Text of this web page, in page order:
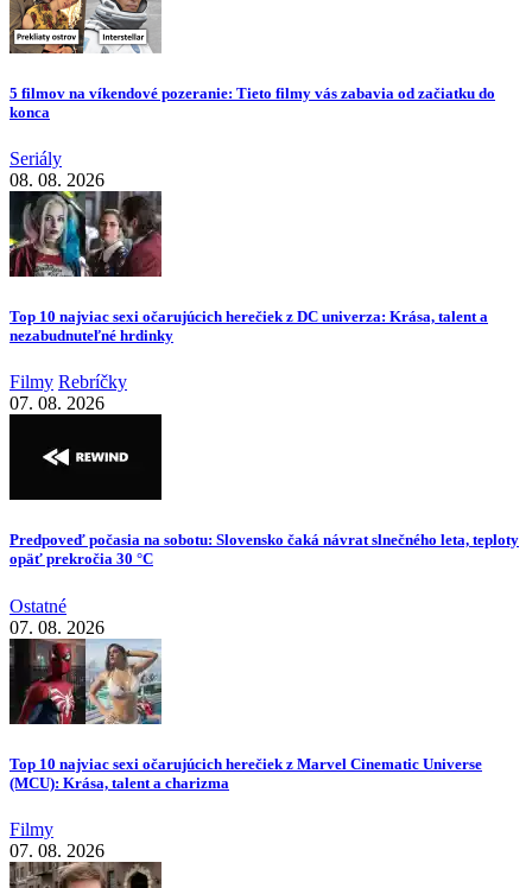
5 filmov na víkendové pozeranie: Tieto filmy vás zabavia od začiatku do
konca
Seriály
08. 08. 2026
Top 10 najviac sexi očarujúcich herečiek z DC univerza: Krása, talent a
nezabudnuteľné hrdinky
Filmy Rebríčky
07. 08. 2026
Predpoveď počasia na sobotu: Slovensko čaká návrat slnečného leta, teploty
opäť prekročia 30 °C
Ostatné
07. 08. 2026
Top 10 najviac sexi očarujúcich herečiek z Marvel Cinematic Universe
(MCU): Krása, talent a charizma
Filmy
07. 08. 2026